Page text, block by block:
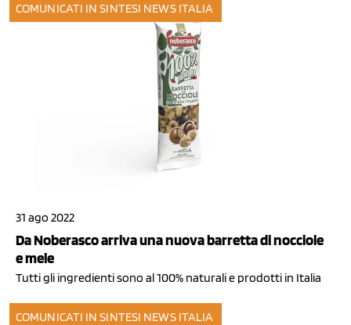
COMUNICATI IN SINTESI NEWS ITALIA
31 ago 2022
Da Noberasco arriva una nuova barretta di nocciole
e mele
Tutti gli ingredienti sono al 100% naturali e prodotti in Italia
COMUNICATI IN SINTESI NEWS ITALIA